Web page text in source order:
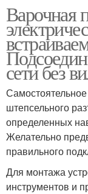
Шкаф к
Варочная
сети без
штепсельного
определенных
Желательно
правильного
Для монтажа
инструментов и